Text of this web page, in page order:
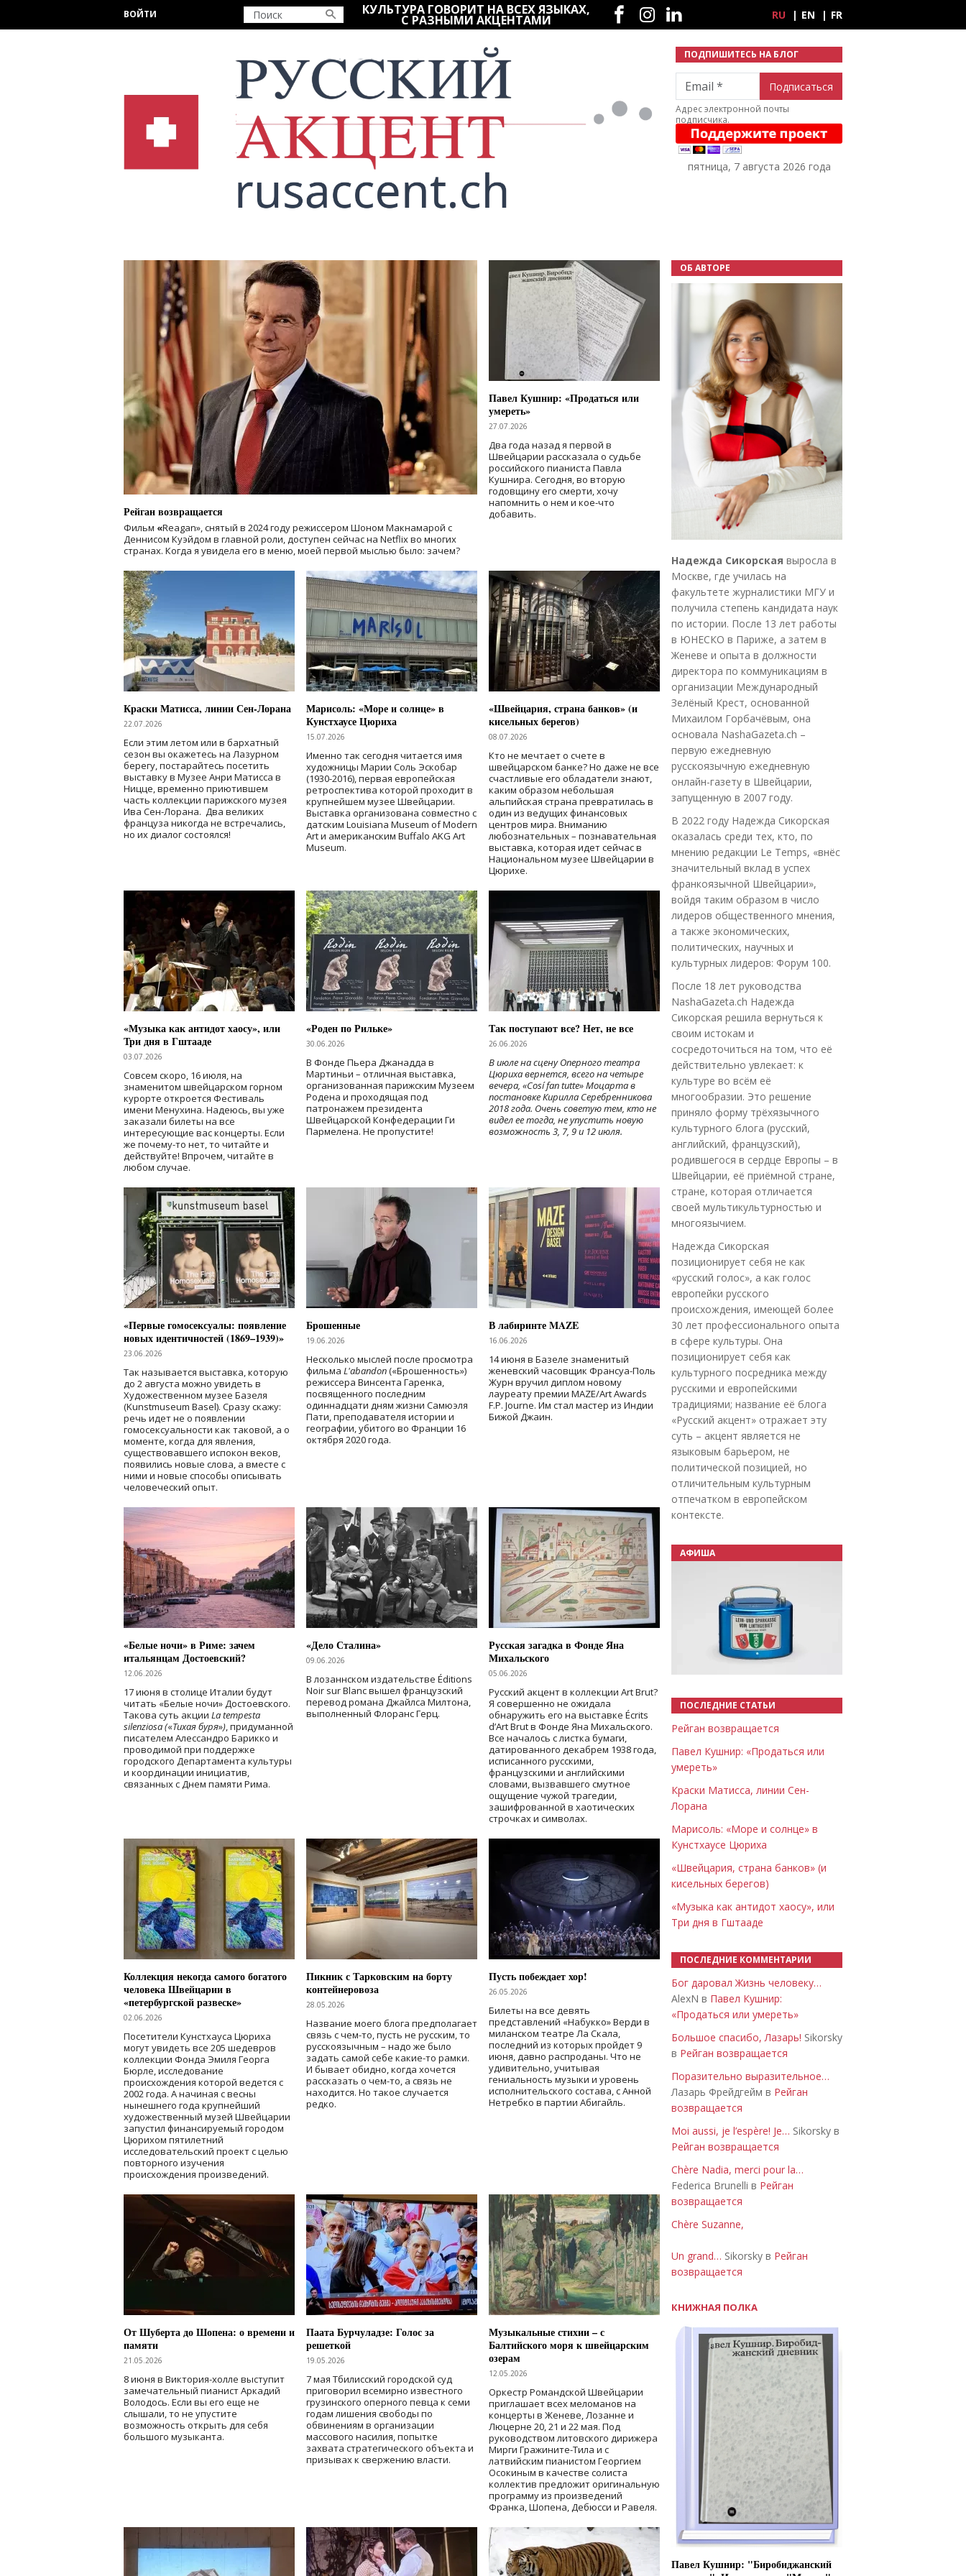
ВОЙТИ КУЛЬТУРА ГОВОРИТ НА ВСЕХ ЯЗЫКАХ,
С РАЗНЫМИ АКЦЕНТАМИ
Социальные сети
RU EN FR
ПОДПИШИТЕСЬ НА БЛОГ
Email
Адрес электронной почты
подписчика.
пятница, 7 августа 2026 года
Рейган возвращается
Фильм «Reagan», снятый в 2024 годурежиссером Шоном Макнамарой с
Деннисом Куэйдом в главной роли, доступен сейчас на Netflix во многих
странах. Когда я увидела его в меню, моей первой мыслью было: зачем?
Павел Кушнир: «Продаться или
умереть»
27.07.2026
Два года назад я первой в
Швейцарии рассказала о судьбе
российского пианиста Павла
Кушнира. Сегодня, во вторую
годовщину его смерти, хочу
напомнить о нем и кое-что
добавить.
Краски Матисса, линии Сен-Лорана
22.07.2026
Если этим летом или в бархатный
сезон вы окажетесь на Лазурном
берегу, постарайтесь посетить
выставку в Музее Анри Матисса в
Ницце, временно приютившем
часть коллекции парижского музея
Ива Сен-Лорана. Два великих
француза никогда не встречались,
но их диалог состоялся!
Марисоль: «Море и солнце» в
Кунстхаусе Цюриха
15.07.2026
Именно так сегодня читается имя
художницы Марии Соль Эскобар
(1930-2016), первая европейская
ретроспектива которой проходит в
крупнейшем музее Швейцарии.
Выставка организована совместно с
датским Louisiana Museum of Modern
Art и американским Buffalo AKG Art
Museum.
«Швейцария, страна банков» (и
кисельных берегов)
08.07.2026
Кто не мечтает о счете в
швейцарском банке? Но даже не все
счастливые его обладатели знают,
каким образом небольшая
альпийская страна превратилась в
один из ведущих финансовых
центров мира. Вниманию
любознательных – познавательная
выставка, которая идет сейчас в
Национальном музее Швейцарии в
Цюрихе.
«Музыка как антидот хаосу», или
Три дня в Гштааде
03.07.2026
Совсем скоро, 16 июля, на
знаменитом швейцарском горном
курорте откроется Фестиваль
имени Менухина. Надеюсь, вы уже
заказали билеты на все
интересующие вас концерты. Если
же почему-то нет, то читайте и
действуйте! Впрочем, читайте в
любом случае.
«Роден по Рильке»
30.06.2026
В Фонде Пьера Джанадда в
Мартиньи – отличная выставка,
организованная парижским Музеем
Родена и проходящая под
патронажем президента
Швейцарской Конфедерации Ги
Пармелена. Не пропустите!
Так поступают все? Нет, не все
26.06.2026
В июле на сцену Оперного театра
Цюриха вернется, всего на четыре
вечера, «Cosí fan tutte» Моцарта в
постановке Кирилла Серебренникова
2018 года. Очень советую тем, кто не
видел ее тогда, не упустить новую
возможность 3, 7, 9 и 12 июля.
«Первые гомосексуалы: появление
новых идентичностей (1869–1939)»
23.06.2026
Так называется выставка, которую
до 2 августа можно увидеть в
Художественном музее Базеля
(Kunstmuseum Basel). Сразу скажу:
речь идет не о появлении
гомосексуальности как таковой, а о
моменте, когда для явления,
существовавшего испокон веков,
появились новые слова, а вместе с
ними и новые способы описывать
человеческий опыт.
Брошенные
19.06.2026
Несколько мыслей после просмотра
фильма L'abandon(«Брошенность»)
режиссера Винсента Гаренка,
посвященного последним
одиннадцати дням жизни Самюэля
Пати, преподавателя истории и
географии, убитого во Франции 16
октября 2020 года.
В лабиринте MAZE
16.06.2026
14 июня в Базеле знаменитый
женевский часовщик Франсуа-Поль
Журн вручил диплом новому
лауреату премии MAZE/Art Awards
F.P. Journe. Им стал мастер из Индии
Бижой Джаин.
«Белые ночи» в Риме: зачем
итальянцам Достоевский?
12.06.2026
17 июня в столице Италии будут
читать «Белые ночи» Достоевского.
Такова суть акции La tempesta
silenziosa («Тихая буря»), придуманной
писателем Алессандро Барикко и
проводимой при поддержке
городского Департамента культуры
и координации инициатив,
связанных с Днем памяти Рима.
«Дело Сталина»
09.06.2026
В лозаннском издательстве Éditions
Noir sur Blanc вышел французский
перевод романа Джайлса Милтона,
выполненный Флоранс Герц.
Русская загадка в Фонде Яна
Михальского
05.06.2026
Русский акцент в коллекции Art Brut?
Я совершенно не ожидала
обнаружить его на выставке Écrits
d’Art Brut в Фонде Яна Михальского.
Все началось с листка бумаги,
датированного декабрем 1938 года,
исписанного русскими,
французскими и английскими
словами, вызвавшего смутное
ощущение чужой трагедии,
зашифрованной в хаотических
строчках и символах.
Коллекция некогда самого богатого
человека Швейцарии в
«петербургской развеске»
02.06.2026
Посетители Кунстхауса Цюриха
могут увидеть все 205 шедевров
коллекции Фонда Эмиля Георга
Бюрле, исследование
происхождения которой ведется с
2002 года. А начиная с весны
нынешнего года крупнейший
художественный музей Швейцарии
запустил финансируемый городом
Цюрихом пятилетний
исследовательский проект с целью
повторного изучения
происхождения произведений.
Пикник с Тарковским на борту
контейнеровоза
28.05.2026
Название моего блога предполагает
связь с чем-то, пусть не русским, то
русскоязычным – надо же было
задать самой себе какие-то рамки.
И бывает обидно, когда хочется
рассказать о чем-то, а связь не
находится. Но такое случается
редко.
Пусть побеждает хор!
26.05.2026
Билеты на все девять
представлений «Набукко» Верди в
миланском театре Ла Скала,
последний из которых пройдет 9
июня, давно распроданы. Что не
удивительно, учитывая
гениальность музыки и уровень
исполнительского состава, с Анной
Нетребко в партии Абигайль.
От Шуберта до Шопена: о времени и
памяти
21.05.2026
8 июня в Виктория-холле выступит
замечательный пианист Аркадий
Володось. Если вы его еще не
слышали, то не упустите
возможность открыть для себя
большого музыканта.
Паата Бурчуладзе: Голос за
решеткой
19.05.2026
7 мая Тбилисский городской суд
приговорил всемирно известного
грузинского оперного певца к семи
годам лишения свободы по
обвинениям в организации
массового насилия, попытке
захвата стратегического объекта и
призывах к свержению власти.
Музыкальные стихии – с
Балтийского моря к швейцарским
озерам
12.05.2026
Оркестр Романдской Швейцарии
приглашает всех меломанов на
концерты в Женеве, Лозанне и
Люцерне 20, 21 и 22 мая. Под
руководством литовского дирижера
Мирги Гражините-Тила и с
латвийским пианистом Георгием
Осокиным в качестве солиста
коллектив предложит оригинальную
программу из произведений
Франка, Шопена, Дебюсси и Равеля.
ОБ АВТОРЕ
Надежда Сикорская выросла в
Москве, где училась на
факультете журналистики МГУ и
получила степень кандидата наук
по истории. После 13 лет работы
в ЮНЕСКО в Париже, а затем в
Женеве и опыта в должности
директора по коммуникациям в
организации Международный
Зелёный Крест, основанной
Михаилом Горбачёвым, она
основала NashaGazeta.ch –
первую ежедневную
русскоязычную ежедневную
онлайн-газету в Швейцарии,
запущенную в 2007 году.
В 2022 году Надежда Сикорская
оказалась среди тех, кто, по
мнению редакции Le Temps, «внёс
значительный вклад в успех
франкоязычной Швейцарии»,
войдя таким образом в число
лидеров общественного мнения,
а также экономических,
политических, научных и
культурных лидеров: Форум 100.
После 18 лет руководства
NashaGazeta.ch Надежда
Сикорская решила вернуться к
своим истокам и
сосредоточиться на том, что её
действительно увлекает: к
культуре во всём её
многообразии. Это решение
приняло форму трёхязычного
культурного блога (русский,
английский, французский),
родившегося в сердце Европы – в
Швейцарии, её приёмной стране,
стране, которая отличается
своей мультикультурностью и
многоязычием.
Надежда Сикорская
позиционирует себя не как
«русский голос», а как голос
европейки русского
происхождения, имеющей более
30 лет профессионального опыта
в сфере культуры. Она
позиционирует себя как
культурного посредника между
русскими и европейскими
традициями; название её блога
«Русский акцент» отражает эту
суть – акцент является не
языковым барьером, не
политической позицией, но
отличительным культурным
отпечатком в европейском
контексте.
АФИША
ПОСЛЕДНИЕ СТАТЬИ
Рейган возвращается
Павел Кушнир: «Продаться или
умереть»
Краски Матисса, линии Сен-
Лорана
Марисоль: «Море и солнце» в
Кунстхаусе Цюриха
«Швейцария, страна банков» (и
кисельных берегов)
«Музыка как антидот хаосу», или
Три дня в Гштааде
ПОСЛЕДНИЕ КОММЕНТАРИИ
Бог даровал Жизнь человеку…
AlexN в Павел Кушнир:
«Продаться или умереть»
Большое спасибо, Лазарь! Sikorsky
в Рейган возвращается
Поразительно выразительное…
Лазарь Фрейдгейм в Рейган
возвращается
Moi aussi, je l’espère! Je… Sikorsky в
Рейган возвращается
Chère Nadia, merci pour la…
Federica Brunelli в Рейган
возвращается
Chère Suzanne,
Un grand… Sikorsky в Рейган
возвращается
КНИЖНАЯ ПОЛКА
Павел Кушнир: "Биробиджанский